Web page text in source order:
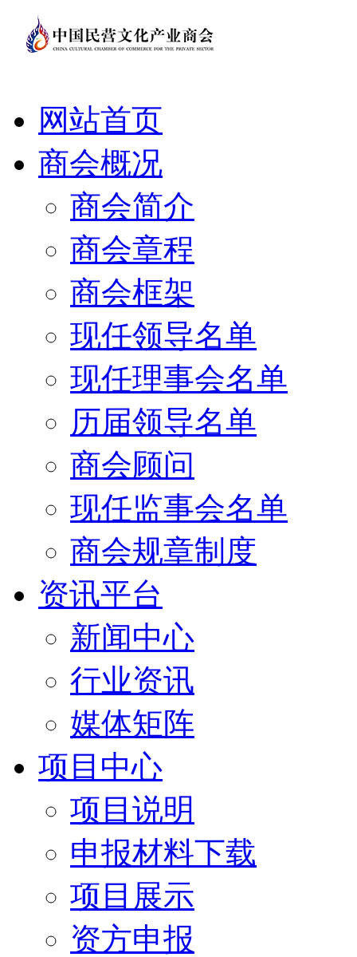
网站首页
商会概况
商会简介
商会章程
商会框架
现任领导名单
现任理事会名单
历届领导名单
商会顾问
现任监事会名单
商会规章制度
资讯平台
新闻中心
行业资讯
媒体矩阵
项目中心
项目说明
申报材料下载
项目展示
资方申报